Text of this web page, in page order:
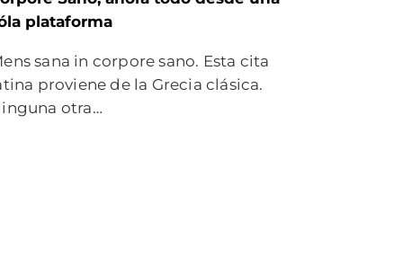
plataforma
sana in corpore sano. Esta cita
proviene de la Grecia clásica.
otra…